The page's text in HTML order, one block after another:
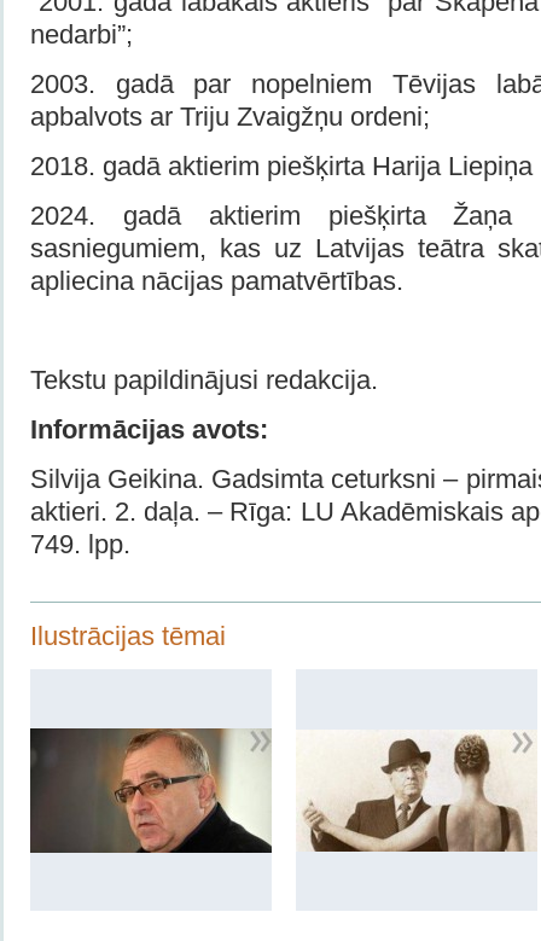
nedarbi”;
2003. gadā par nopelniem Tēvijas
apbalvots ar Triju Zvaigžņu ordeni;
2018. gadā aktierim piešķirta Harija Liepiņa
2024. gadā aktierim piešķirta Žaņa
sasniegumiem, kas uz Latvijas teātra
apliecina nācijas pamatvērtības.
Tekstu papildinājusi redakcija.
Informācijas avots:
Silvija Geikina. Gadsimta ceturksni –
aktieri. 2. daļa. – Rīga: LU Akadēmiskais
749. lpp.
Ilustrācijas tēmai